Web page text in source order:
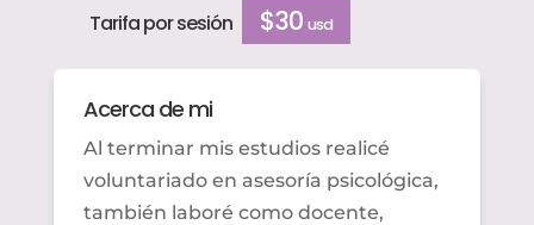
Tarifa por sesión $30 usd
Acerca de mi
Al terminar mis estudios realicé
voluntariado en asesoría psicológica,
también laboré como docente,